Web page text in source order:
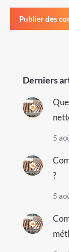
Publier des
Derniers
5
?
5